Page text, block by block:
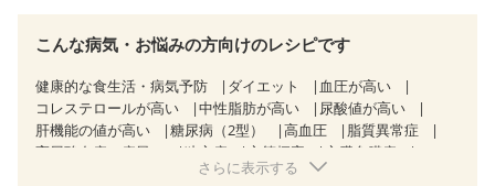
こんな病気・お悩みの方向けのレシピです
健康的な食生活・病気予防 ダイエット
血圧が高い
コレステロールが高い
中性脂肪が高い
尿酸値が高い
肝機能の値が高い
糖尿病（2型） 高血圧
脂質異常症
高尿酸血症（痛風）
狭心症 心筋梗塞
心臓弁膜症
非アルコール性脂肪肝
さらに表示する